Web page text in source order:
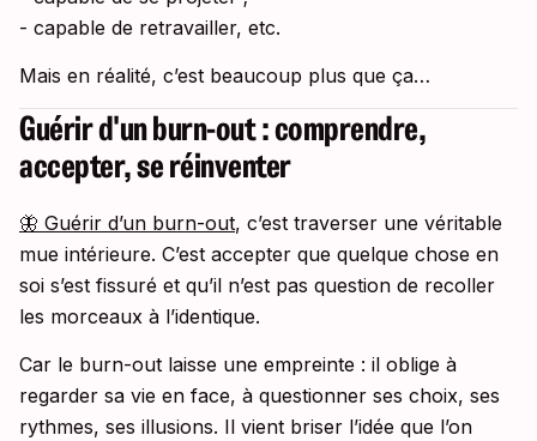
- capable de retravailler, etc.
Mais en réalité, c’est beaucoup plus que ça…
Guérir d'un burn-out : comprendre,
accepter, se réinventer
🦋 Guérir d’un burn-out, c’est traverser une véritable
mue intérieure. C’est accepter que quelque chose en
soi s’est fissuré et qu’il n’est pas question de recoller
les morceaux à l’identique.
Car le burn-out laisse une empreinte : il oblige à
regarder sa vie en face, à questionner ses choix, ses
rythmes, ses illusions. Il vient briser l’idée que l’on